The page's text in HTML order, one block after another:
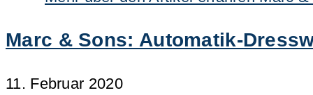
Marc & Sons: Automatik-
11. Februar 2020